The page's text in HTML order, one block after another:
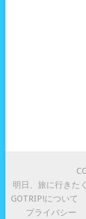
明日、旅に行きた
GOTRIP!について
プライバシー